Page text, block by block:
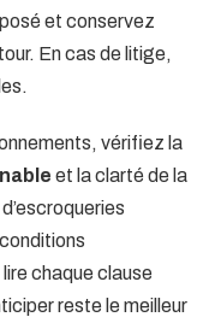
et conservez
En cas de litige,
vérifiez la
et la clarté de la
chaque clause
reste le meilleur